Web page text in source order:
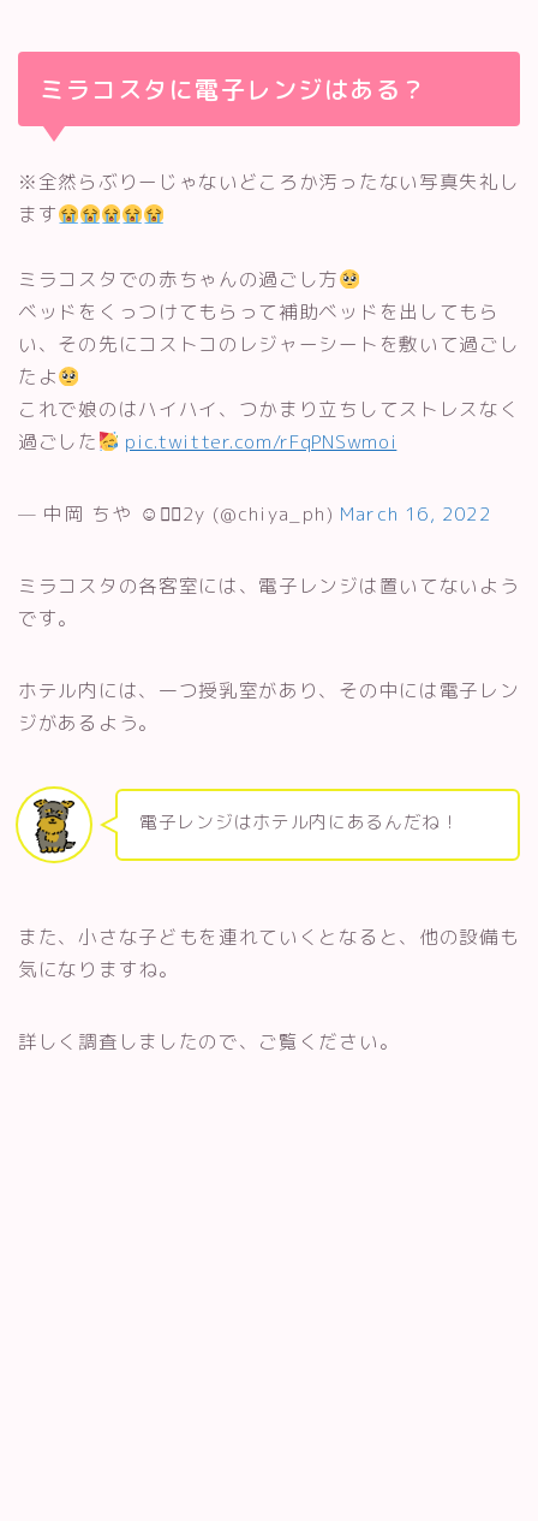
ミラコスタに電子レンジはある？
※全然らぶりーじゃないどころか汚ったない写真失礼し
ます
ミラコスタでの赤ちゃんの過ごし方
ベッドをくっつけてもらって補助ベッドを出してもら
い、その先にコストコのレジャーシートを敷いて過ごし
たよ
これで娘のはハイハイ、つかまり立ちしてストレスなく
過ごした
pic.twitter.com/rFqPNSwmoi
— 中岡 ちや ︎︎︎︎︎︎︎☺︎❁⃘2y (@chiya_ph) March 16, 2022
ミラコスタの各客室には、電子レンジは置いてないよう
です。
ホテル内には、一つ授乳室があり、その中には電子レン
ジがあるよう。
電子レンジはホテル内にあるんだね！
また、小さな子どもを連れていくとなると、他の設備も
気になりますね。
詳しく調査しましたので、ご覧ください。